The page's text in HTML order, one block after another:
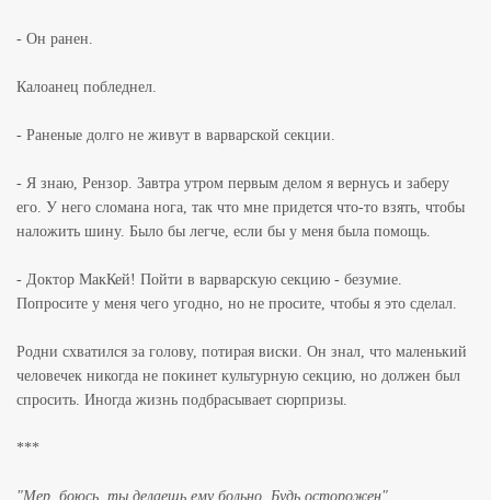
- Он ранен.
Калоанец побледнел.
- Раненые долго не живут в варварской секции.
- Я знаю, Рензор. Завтра утром первым делом я вернусь и заберу
его. У него сломана нога, так что мне придется что-то взять, чтобы
наложить шину. Было бы легче, если бы у меня была помощь.
- Доктор МакКей! Пойти в варварскую секцию - безумие.
Попросите у меня чего угодно, но не просите, чтобы я это сделал.
Родни схватился за голову, потирая виски. Он знал, что маленький
человечек никогда не покинет культурную секцию, но должен был
спросить. Иногда жизнь подбрасывает сюрпризы.
***
"Мер, боюсь, ты делаешь ему больно. Будь осторожен".